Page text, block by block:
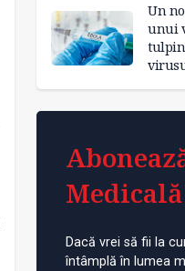
Un
unui
Dacă vrei să fii la
întâmplă în lumea